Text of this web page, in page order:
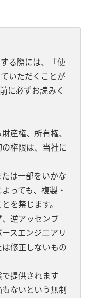
る際には、「使
いただくことが
に必ずお読みく
産権、所有権、
権限は、当社に
は一部をいかな
っても、複製・
を禁じます。
逆アッセンブ
スエンジニアリ
修正しないもの
提供されます
ないという無制